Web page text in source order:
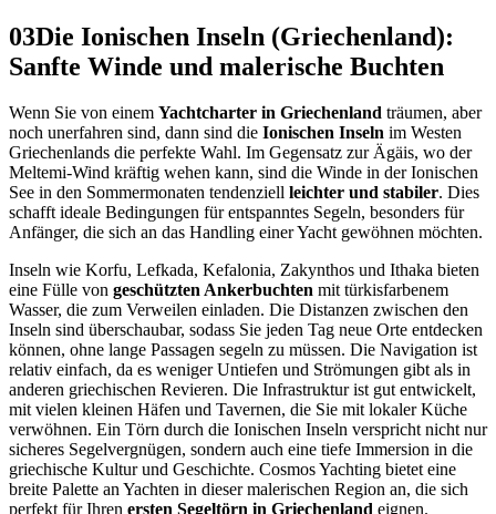
03Die Ionischen Inseln (Griechenland):
Sanfte Winde und malerische Buchten
Wenn Sie von einem Yachtcharter in Griechenland träumen, aber
noch unerfahren sind, dann sind die Ionischen Inseln im Westen
Griechenlands die perfekte Wahl. Im Gegensatz zur Ägäis, wo der
Meltemi-Wind kräftig wehen kann, sind die Winde in der Ionischen
See in den Sommermonaten tendenziell leichter und stabiler. Dies
schafft ideale Bedingungen für entspanntes Segeln, besonders für
Anfänger, die sich an das Handling einer Yacht gewöhnen möchten.
Inseln wie Korfu, Lefkada, Kefalonia, Zakynthos und Ithaka bieten
eine Fülle von geschützten Ankerbuchten mit türkisfarbenem
Wasser, die zum Verweilen einladen. Die Distanzen zwischen den
Inseln sind überschaubar, sodass Sie jeden Tag neue Orte entdecken
können, ohne lange Passagen segeln zu müssen. Die Navigation ist
relativ einfach, da es weniger Untiefen und Strömungen gibt als in
anderen griechischen Revieren. Die Infrastruktur ist gut entwickelt,
mit vielen kleinen Häfen und Tavernen, die Sie mit lokaler Küche
verwöhnen. Ein Törn durch die Ionischen Inseln verspricht nicht nur
sicheres Segelvergnügen, sondern auch eine tiefe Immersion in die
griechische Kultur und Geschichte. Cosmos Yachting bietet eine
breite Palette an Yachten in dieser malerischen Region an, die sich
perfekt für Ihren ersten Segeltörn in Griechenland eignen.